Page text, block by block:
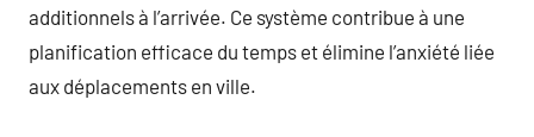
additionnels à l’arrivée. Ce système contribue à une
planification efficace du temps et élimine l’anxiété liée
aux déplacements en ville.